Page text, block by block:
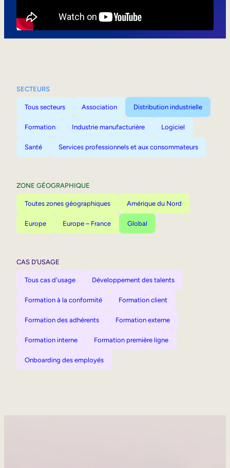
SECTEURS
Tous secteurs Association Distribution industrielle
Formation Industrie manufacturière Logiciel
Santé Services professionnels et aux consommateurs
ZONE GÉOGRAPHIQUE
Toutes zones géographiques Amérique du Nord
Europe Europe – France Global
CAS D’USAGE
Tous cas d'usage Développement des talents
Formation à la conformité Formation client
Formation des adhérents Formation externe
Formation interne Formation première ligne
Onboarding des employés